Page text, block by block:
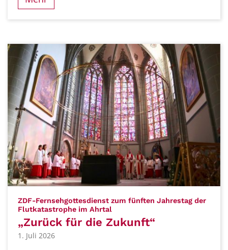
ZDF-Fernsehgottesdienst zum fünften Jahrestag der
Flutkatastrophe im Ahrtal
„Zurück für die Zukunft“
1. Juli 2026